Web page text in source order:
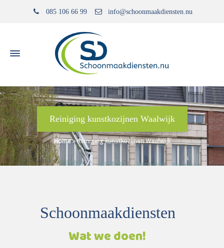
085 106 66 99 info@schoonmaakdiensten.nu
Reiniging kunstkozijnen Waalwijk
Home»Reiniging kunstkozijnen Waalwijk
Schoonmaakdiensten
Wat we doen!